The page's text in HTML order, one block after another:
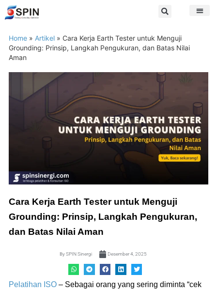
Home » Artikel » Cara Kerja Earth Tester untuk Menguji
Grounding: Prinsip, Langkah Pengukuran, dan Batas Nilai
Aman
Cara Kerja Earth Tester untuk Menguji
Grounding: Prinsip, Langkah Pengukuran,
dan Batas Nilai Aman
BySPIN Sinergi Desember 4, 2025
Pelatihan ISO – Sebagai orang yang sering diminta “cek